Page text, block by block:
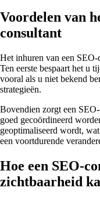
Voordelen van
consultant
Het inhuren van een
Ten eerste bespaart het u
vooral als u niet bekend
strategieën.
Bovendien zorgt een
goed gecoördineerd
geoptimaliseerd wordt,
een voortdurende
Hoe een SEO-
zichtbaarheid